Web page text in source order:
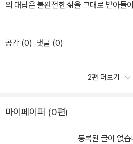
존재에게 구원을 의탁한다.그것들은 원한
않는 마음속에서 온전히오 무한히 - 우
(제9비가 중)그러나 결국 우리가 모두 죽
해 릴케는 우리가 삶의 고통과 죽음을 초
수 있다고 말한다.그 과정을 통해 ‘사랑의
나가는 영웅’, 죽음에 방해받지 않는 ‘순
재’에 이를 수 있다는 것이다. 특징역자
의 대답은 불완전한 삶을 그대로 받아들
공감 (0) 댓글 (0)
2편 더보기
마이페이퍼 (0편)
등록된 글이 없습